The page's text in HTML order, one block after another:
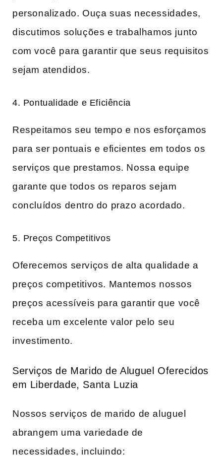
personalizado. Ouça suas necessidades,
discutimos soluções e trabalhamos junto
com você para garantir que seus requisitos
sejam atendidos.
4. Pontualidade e Eficiência
Respeitamos seu tempo e nos esforçamos
para ser pontuais e eficientes em todos os
serviços que prestamos. Nossa equipe
garante que todos os reparos sejam
concluídos dentro do prazo acordado.
5. Preços Competitivos
Oferecemos serviços de alta qualidade a
preços competitivos. Mantemos nossos
preços acessíveis para garantir que você
receba um excelente valor pelo seu
investimento.
Serviços de Marido de Aluguel Oferecidos
em Liberdade, Santa Luzia
Nossos serviços de marido de aluguel
abrangem uma variedade de
necessidades, incluindo: